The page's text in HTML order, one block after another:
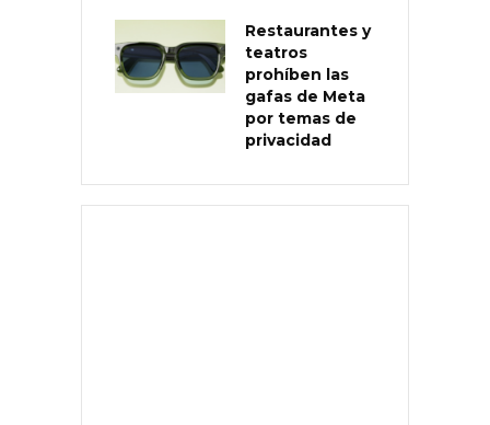
Restaurantes y
teatros
prohíben las
gafas de Meta
por temas de
privacidad